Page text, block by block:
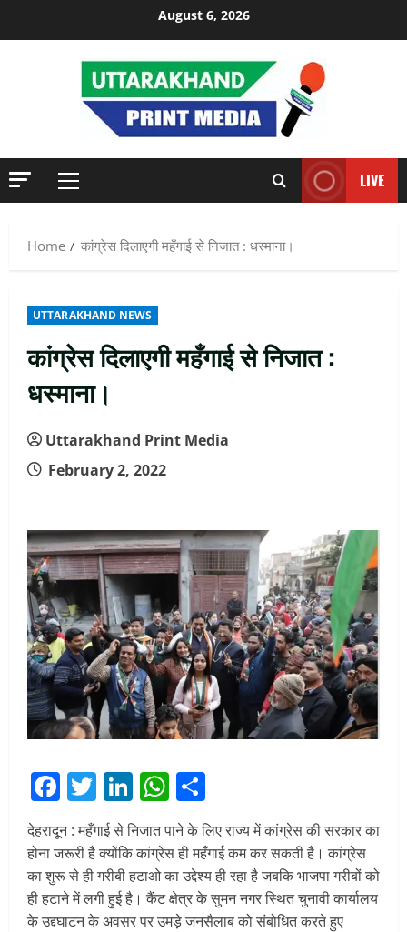
August 6, 2026
Primary
LIVE
Home कांग्रेस दिलाएगी महँगाई से निजात : धस्माना।
UTTARAKHAND NEWS
कांग्रेस दिलाएगी महँगाई से निजात :
धस्माना।
Uttarakhand Print Media
February 2, 2022
Facebook
Twitter
LinkedIn
WhatsApp
देहरादून : महँगाई से निजात पाने के लिए राज्य में कांग्रेस की सरकार का
होना जरूरी है क्योंकि कांग्रेस ही महँगाई कम कर सकती है। कांग्रेस
का शुरू से ही गरीबी हटाओ का उद्देश्य ही रहा है जबकि भाजपा गरीबों को
ही हटाने में लगी हुई है। कैंट क्षेत्र के सुमन नगर स्थित चुनावी कार्यालय
के उद्दघाटन के अवसर पर उमड़े जनसैलाब को संबोधित करते हुए